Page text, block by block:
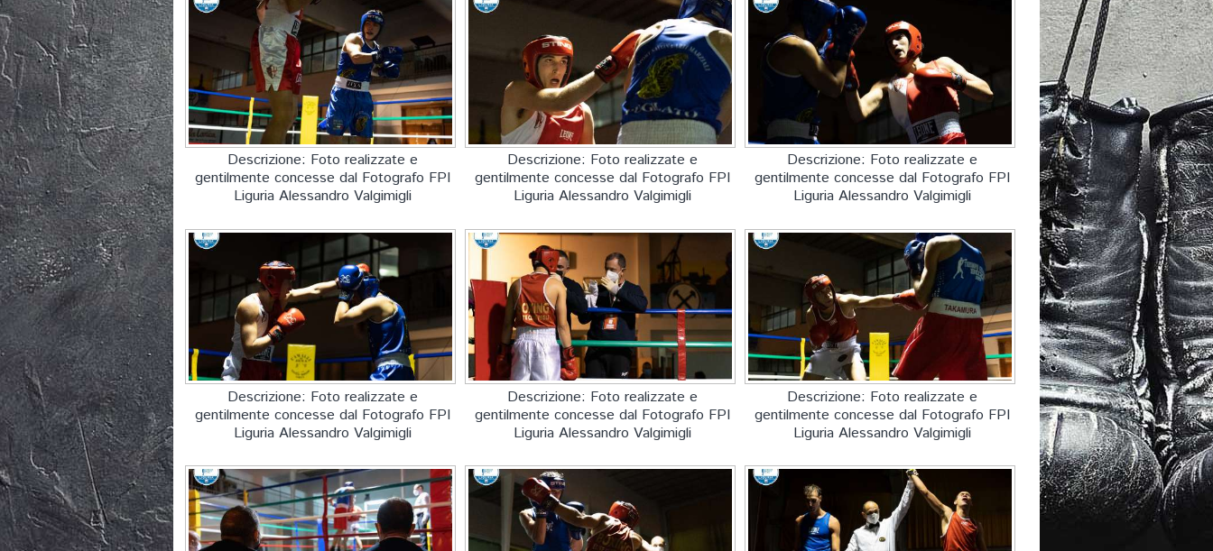
Descrizione: Foto realizzate e
gentilmente concesse dal Fotografo FPI
Liguria Alessandro Valgimigli
Descrizione: Foto realizzate e
gentilmente concesse dal Fotografo FPI
Liguria Alessandro Valgimigli
Descrizione: Foto realizzate e
gentilmente concesse dal Fotografo FPI
Liguria Alessandro Valgimigli
Descrizione: Foto realizzate e
gentilmente concesse dal Fotografo FPI
Liguria Alessandro Valgimigli
Descrizione: Foto realizzate e
gentilmente concesse dal Fotografo FPI
Liguria Alessandro Valgimigli
Descrizione: Foto realizzate e
gentilmente concesse dal Fotografo FPI
Liguria Alessandro Valgimigli